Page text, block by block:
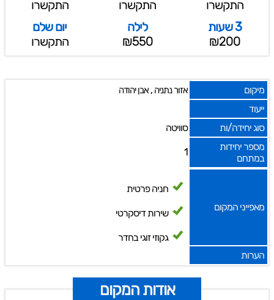
התקשרו
התקשרו
התקשרו
3 שעות
₪200
לילה
₪550
יום שלם
התקשרו
מיקום אזור נתניה, אבן יהודה
ייעוד
סוג יחידה/ות
סוויטה
מספר יחידות
במתחם
1
מאפייני המקום
חניה פרטית
שירות דיסקרטי
גקוזי זוגי בחדר
הערות
אודות המקום